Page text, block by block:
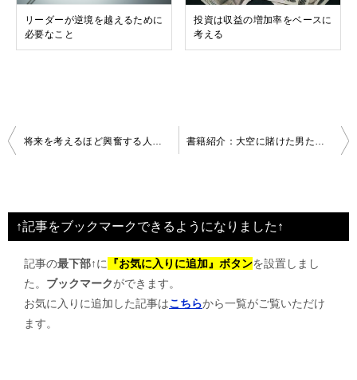
リーダーが逆境を越えるために
必要なこと
投資は収益の増加率をベースに
考える
投
ビ
ゲ
↑記事をブックマークできるようになりました↑
記事の最下部↑に 『お気に入りに追加』ボタンを設置しまし
た。 ブックマークができます。
お気に入りに追加した記事はこちらから一覧がご覧いただけ
ます。